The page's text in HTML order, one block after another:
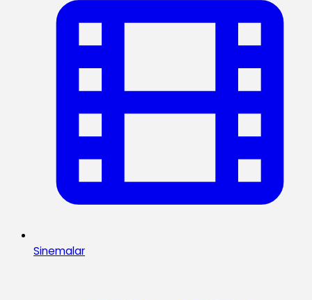
Sinemalar